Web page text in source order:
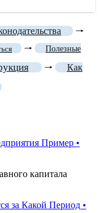
🠒
🠒 Полезные
🠒
Как
Пример •
капитала
за Какой Период •